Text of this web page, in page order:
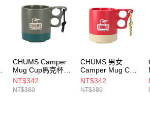
５．嚴禁一人註冊多個
形，恩沛科技股份有限
CHUMS Camper
Mug Cup馬克杯
炭黑/藍綠
CH621244G090
NT$342
NT$380
CHUMS 男女
Camper Mug Cup
馬克杯(250ML)
CH621244R103
NT$342
NT$380